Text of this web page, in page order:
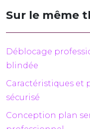
Sur le même
Déblocage
blindée
Caractéristiques et
sécurisé
Conception plan